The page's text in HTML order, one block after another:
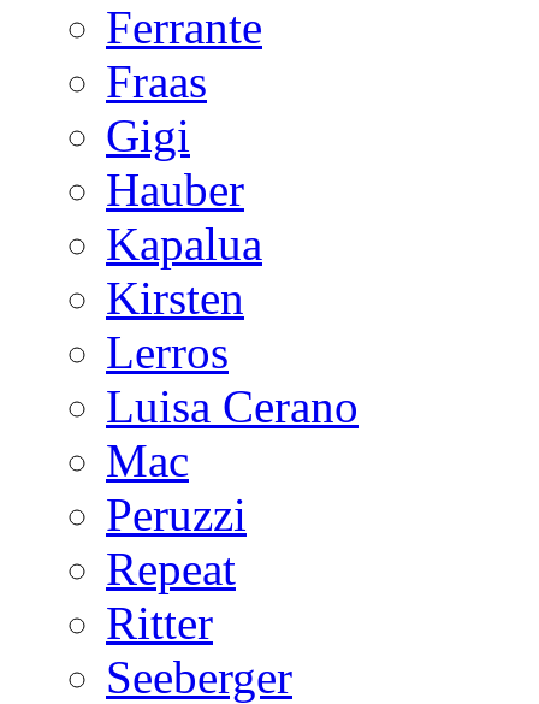
Ferrante
Fraas
Gigi
Hauber
Kapalua
Kirsten
Lerros
Luisa Cerano
Mac
Peruzzi
Repeat
Ritter
Seeberger